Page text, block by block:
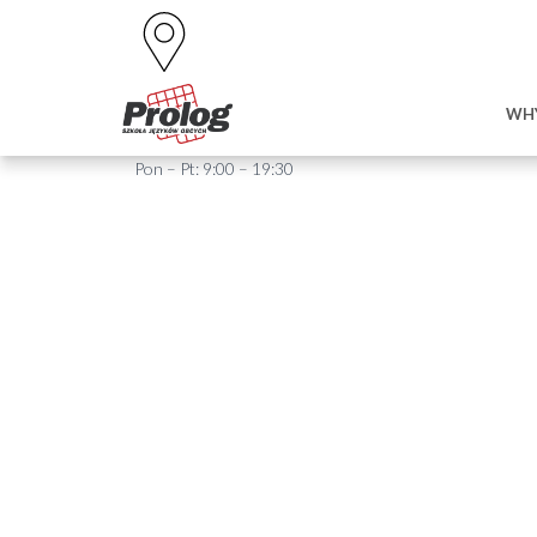
Ul. Bronowicka 37
30-084 Kraków
Pon – Pt: 9:00 – 19:30
Test Językowy